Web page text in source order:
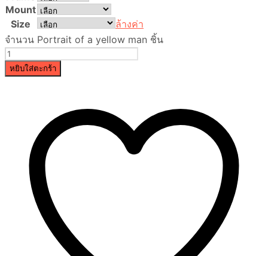
Mount
Size
ล้างค่า
จำนวน Portrait of a yellow man ชิ้น
หยิบใส่ตะกร้า